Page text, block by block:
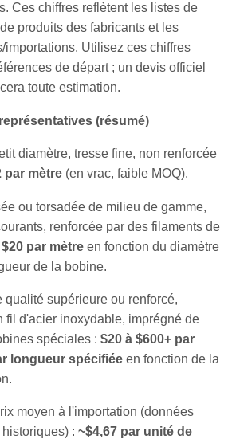
Ces chiffres reflètent les listes de
produits des fabricants et les
importations. Utilisez ces chiffres
de départ ; un devis officiel
toute estimation.
(résumé)
diamètre, tresse fine, non renforcée
par mètre(en vrac, faible MOQ).
ou torsadée de milieu de gamme,
renforcée par des filaments de
par mètreen fonction du diamètre
de la bobine.
qualité supérieure ou renforcé,
fil d'acier inoxydable, imprégné de
spéciales : $20 à $600+ par
longueur spécifiéeen fonction de la
moyen à l'importation (données
: ~$4,67 par unité de